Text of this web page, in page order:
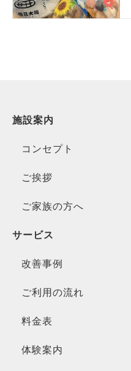
施設案内
コンセプト
ご挨拶
ご家族の方へ
サービス
改善事例
ご利用の流れ
料金表
体験案内